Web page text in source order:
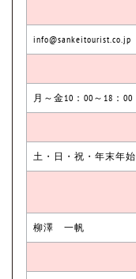
info@sankeitourist.co.jp
月～金10：00～18：00
土・日・祝・年末年始
柳澤 一帆